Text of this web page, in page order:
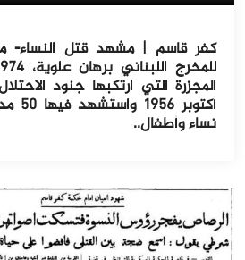
كفر قاسم | مشهد قتل النساء-
نساء وأطفال..